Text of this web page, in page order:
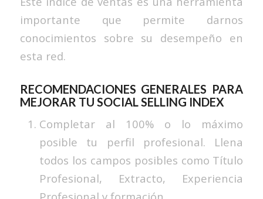
importante que permite darnos
conocimientos sobre su desempeño en
esta red.
RECOMENDACIONES GENERALES PARA
MEJORAR TU SOCIAL SELLING INDEX
Completar al 100% o lo máximo
posible tu perfil profesional. Llena
todos los campos posibles como Título
Profesional, Extracto, Experiencia